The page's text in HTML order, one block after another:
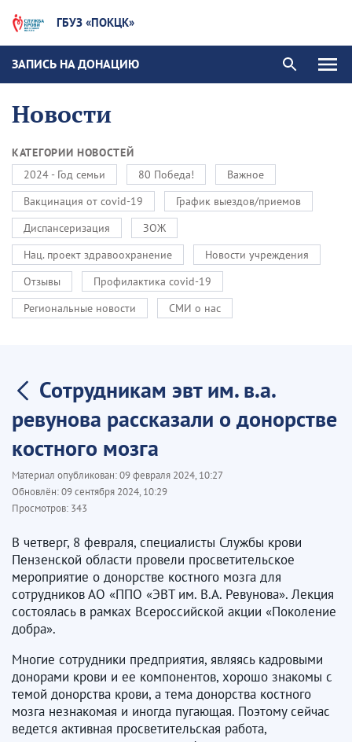
ГБУЗ «ПОКЦК»
ЗАПИСЬ НА ДОНАЦИЮ
Новости
КАТЕГОРИИ НОВОСТЕЙ
2024 - Год семьи
80 Победа!
Важное
Вакцинация от covid-19
График выездов/приемов
Диспансеризация
ЗОЖ
Нац. проект здравоохранение
Новости учреждения
Отзывы
Профилактика covid-19
Региональные новости
СМИ о нас
Сотрудникам эвт им. в.а.
ревунова рассказали о донорстве
костного мозга
Материал опубликован:09 февраля 2024, 10:27
Обновлён:09 сентября 2024, 10:29
Просмотров: 343
В четверг, 8 февраля, специалисты Службы крови
Пензенской области провели просветительское
мероприятие о донорстве костного мозга для
сотрудников АО «ППО «ЭВТ им. В.А. Ревунова». Лекция
состоялась в рамках Всероссийской акции «Поколение
добра».
Многие сотрудники предприятия, являясь кадровыми
донорами крови и ее компонентов, хорошо знакомы с
темой донорства крови, а тема донорства костного
мозга незнакомая и иногда пугающая. Поэтому сейчас
ведется активная просветительская работа,